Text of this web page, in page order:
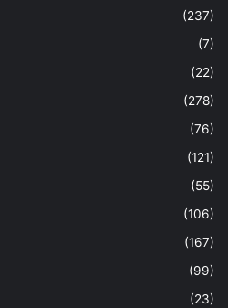
(237)
(7)
(22)
(278)
(76)
(121)
(55)
(106)
(167)
(99)
(23)